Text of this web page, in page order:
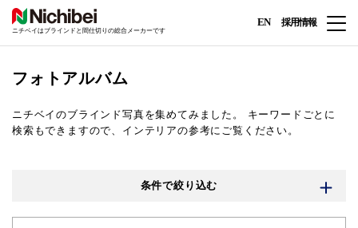
ニチベイはブラインドと間仕切りの総合メーカーです
EN 採用情報
フォトアルバム
ニチベイのブラインド写真を集めてみました。
キーワードごとに
検索もできますので、インテリアの参考にご覧ください。
条件で絞り込む